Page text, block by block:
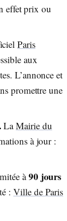
effet prix ou
Paris
aux
L’annonce et
promettre une
LaMairie du
à jour :
à90 jours
:Ville de Paris